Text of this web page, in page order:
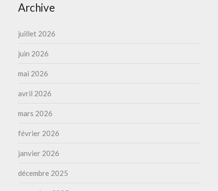
Archive
juillet 2026
juin 2026
mai 2026
avril 2026
mars 2026
février 2026
janvier 2026
décembre 2025